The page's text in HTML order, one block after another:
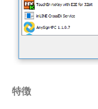
特徴